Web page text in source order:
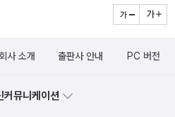
의아이들 / 2007년 12월꼬마 아
3월
그림이 펼쳐지지만 뭔가 끌어당기
둘, 나는 별 셋)또르의 첫 심부름
부름 이야기. 그림이 아주 귀엽다.
주 귀여운 여자 친구를. (비니는 별
사 소개 출판사 안내 PC 버전
커뮤니케이션